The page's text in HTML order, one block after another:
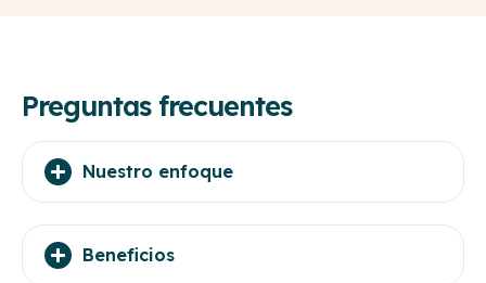
Preguntas frecuentes
Nuestro enfoque
Beneficios